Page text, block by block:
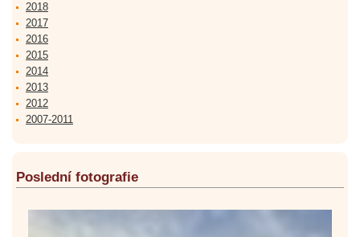
2018
2017
2016
2015
2014
2013
2012
2007-2011
Poslední fotografie